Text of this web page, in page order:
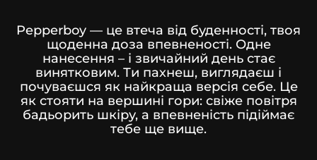
Pepperboy — це втеча від буденності, твоя
щоденна доза впевненості. Одне
нанесення – і звичайний день стає
винятковим. Ти пахнеш, виглядаєш і
почуваєшся як найкраща версія себе. Це
як стояти на вершині гори: свіже повітря
бадьорить шкіру, а впевненість підіймає
тебе ще вище.